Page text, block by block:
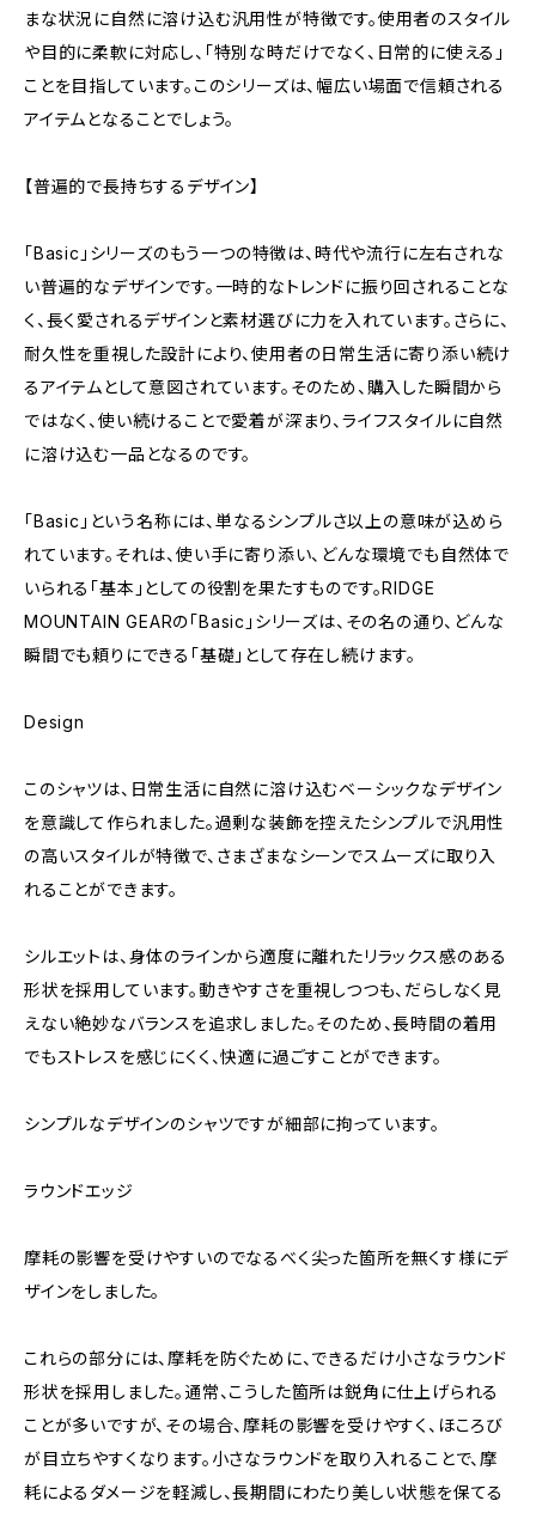
まな状況に自然に溶け込む汎用性が特徴です。使用者のスタイル
や目的に柔軟に対応し、「特別な時だけでなく、日常的に使える」
ことを目指しています。このシリーズは、幅広い場面で信頼される
アイテムとなることでしょう。
【普遍的で長持ちするデザイン】
「Basic」シリーズのもう一つの特徴は、時代や流行に左右されな
い普遍的なデザインです。一時的なトレンドに振り回されることな
く、長く愛されるデザインと素材選びに力を入れています。さらに、
耐久性を重視した設計により、使用者の日常生活に寄り添い続け
るアイテムとして意図されています。そのため、購入した瞬間から
ではなく、使い続けることで愛着が深まり、ライフスタイルに自然
に溶け込む一品となるのです。
「Basic」という名称には、単なるシンプルさ以上の意味が込めら
れています。それは、使い手に寄り添い、どんな環境でも自然体で
いられる「基本」としての役割を果たすものです。RIDGE
MOUNTAIN GEARの「Basic」シリーズは、その名の通り、どんな
瞬間でも頼りにできる「基礎」として存在し続けます。
Design
このシャツは、日常生活に自然に溶け込むベーシックなデザイン
を意識して作られました。過剰な装飾を控えたシンプルで汎用性
の高いスタイルが特徴で、さまざまなシーンでスムーズに取り入
れることができます。
シルエットは、身体のラインから適度に離れたリラックス感のある
形状を採用しています。動きやすさを重視しつつも、だらしなく見
えない絶妙なバランスを追求しました。そのため、長時間の着用
でもストレスを感じにくく、快適に過ごすことができます。
シンプルなデザインのシャツですが細部に拘っています。
ラウンドエッジ
摩耗の影響を受けやすいのでなるべく尖った箇所を無くす様にデ
ザインをしました。
これらの部分には、摩耗を防ぐために、できるだけ小さなラウンド
形状を採用しました。通常、こうした箇所は鋭角に仕上げられる
ことが多いですが、その場合、摩耗の影響を受けやすく、ほころび
が目立ちやすくなります。小さなラウンドを取り入れることで、摩
耗によるダメージを軽減し、長期間にわたり美しい状態を保てる